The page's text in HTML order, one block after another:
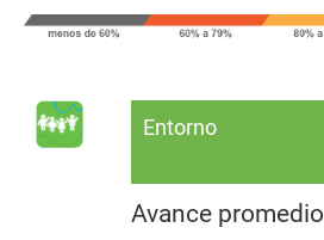
Entorno
Avance promedio